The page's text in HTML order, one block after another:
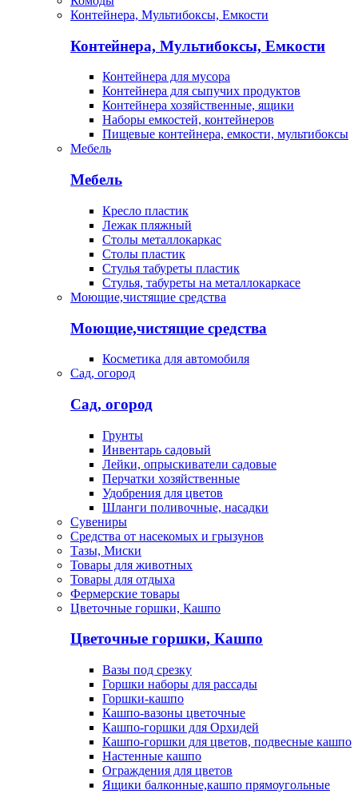
Контейнера, Мультибоксы, Емкости
Контейнера, Мультибоксы, Емкости
Контейнера для мусора
Контейнера для сыпучих продуктов
Контейнера хозяйственные, ящики
Наборы емкостей, контейнеров
Пищевые контейнера, емкости, мультибоксы
Мебель
Мебель
Кресло пластик
Лежак пляжный
Столы металлокаркас
Столы пластик
Стулья табуреты пластик
Стулья, табуреты на металлокаркасе
Моющие,чистящие средства
Моющие,чистящие средства
Косметика для автомобиля
Сад, огород
Сад, огород
Грунты
Инвентарь садовый
Лейки, опрыскиватели садовые
Перчатки хозяйственные
Удобрения для цветов
Шланги поливочные, насадки
Сувениры
Средства от насекомых и грызунов
Тазы, Миски
Товары для животных
Товары для отдыха
Фермерские товары
Цветочные горшки, Кашпо
Цветочные горшки, Кашпо
Вазы под срезку
Горшки наборы для рассады
Горшки-кашпо
Кашпо-вазоны цветочные
Кашпо-горшки для Орхидей
Кашпо-горшки для цветов, подвесные кашпо
Настенные кашпо
Ограждения для цветов
Ящики балконные,кашпо прямоугольные